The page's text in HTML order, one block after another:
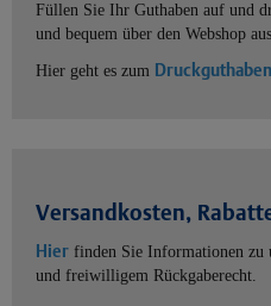
Füllen Sie Ihr Guthaben auf und
und bequem über den Webshop
Hier geht es zum Druckguthaben
Versandkosten,
Hier finden Sie Informationen zu
und freiwilligem Rückgaberecht.